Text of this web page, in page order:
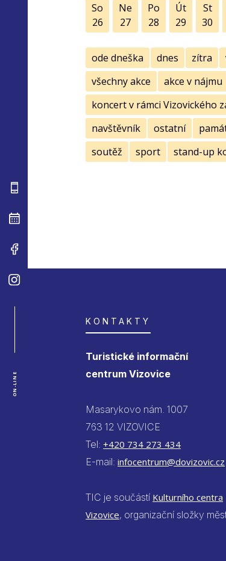
ON-LINE
So
26
Ne
27
Po
28
Út
29
St
30
ode dneška dnes zítra
všechny akce
akce v nájmu
koncert v rámci Vizovického
navštěvník
ostatní
soutěž
sport stand-up
KONTAKTY
Turistické informační
centrum Vizovice
Masarykovo nám. 1007
763 12 VIZOVICE
Tel: +420 734 273 434
E-mail: infocentrum@dovizovic.cz
TIC je součástí Kulturního centra
Vizovice, organizační složky